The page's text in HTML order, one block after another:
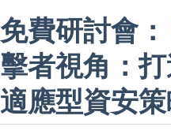
免費研討會
擊者視角：
適應型資安